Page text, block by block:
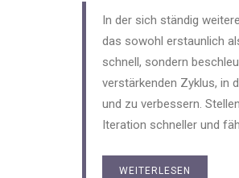
In der sich ständig
das sowohl erstaunlich
schnell, sondern
verstärkenden Zyklus, in
und zu verbessern.
Iteration schneller und
WEITERLESEN